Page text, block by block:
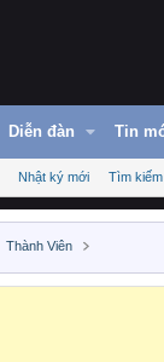
Diễn đàn Tin
Nhật ký mới Tìm kiếm
Thành Viên